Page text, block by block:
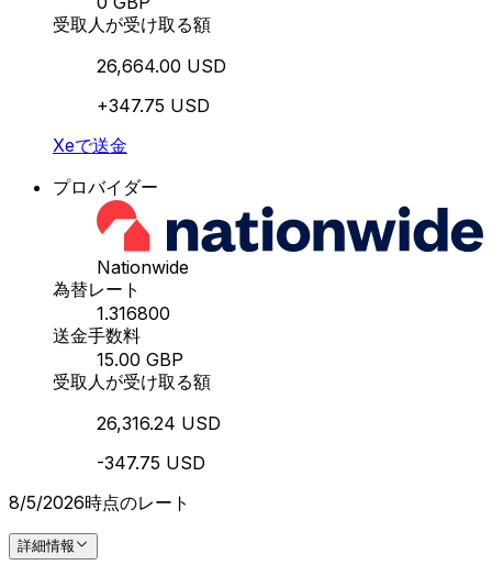
受取人が受け取る額
26,664.00 USD
+347.75 USD
Xeで送金
プロバイダー
Nationwide
為替レート
1.316800
送金手数料
15.00 GBP
受取人が受け取る額
26,316.24 USD
-347.75 USD
8/5/2026時点のレート
詳細情報